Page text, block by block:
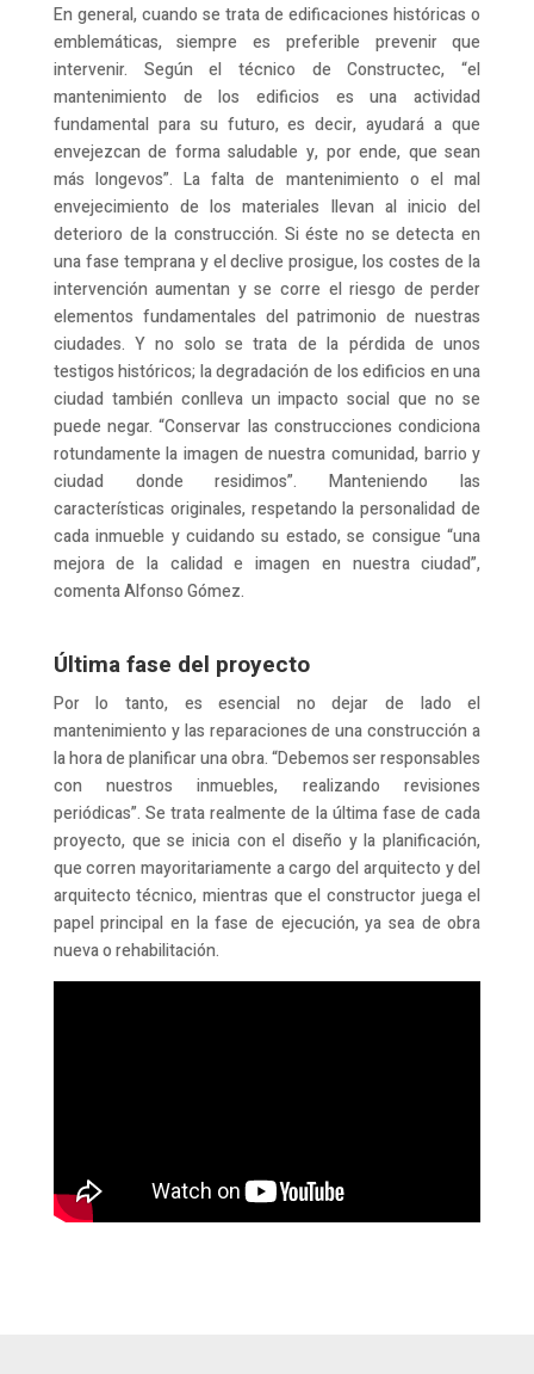
En general, cuando se trata de edificaciones históricas o
emblemáticas, siempre es preferible prevenir que
intervenir. Según el técnico de Constructec, “el
mantenimiento de los edificios es una actividad
fundamental para su futuro, es decir, ayudará a que
envejezcan de forma saludable y, por ende, que sean
más longevos”. La falta de mantenimiento o el mal
envejecimiento de los materiales llevan al inicio del
deterioro de la construcción. Si éste no se detecta en
una fase temprana y el declive prosigue, los costes de la
intervención aumentan y se corre el riesgo de perder
elementos fundamentales del patrimonio de nuestras
ciudades. Y no solo se trata de la pérdida de unos
testigos históricos; la degradación de los edificios en una
ciudad también conlleva un impacto social que no se
puede negar. “Conservar las construcciones condiciona
rotundamente la imagen de nuestra comunidad, barrio y
ciudad donde residimos”. Manteniendo las
características originales, respetando la personalidad de
cada inmueble y cuidando su estado, se consigue “una
mejora de la calidad e imagen en nuestra ciudad”,
comenta Alfonso Gómez.
Última fase del proyecto
Por lo tanto, es esencial no dejar de lado el
mantenimiento y las reparaciones de una construcción a
la hora de planificar una obra. “Debemos ser responsables
con nuestros inmuebles, realizando revisiones
periódicas”. Se trata realmente de la última fase de cada
proyecto, que se inicia con el diseño y la planificación,
que corren mayoritariamente a cargo del arquitecto y del
arquitecto técnico, mientras que el constructor juega el
papel principal en la fase de ejecución, ya sea de obra
nueva o rehabilitación.